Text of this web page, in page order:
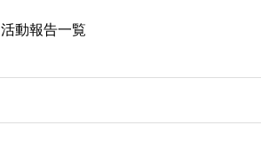
活動報告一覧